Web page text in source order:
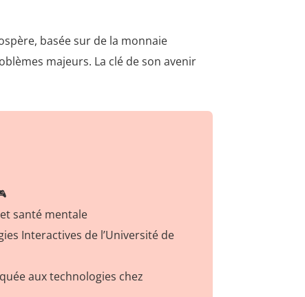
basée sur de la monnaie
majeurs. La clé de son avenir
santé mentale
Interactives de l’Université de
aux technologies chez